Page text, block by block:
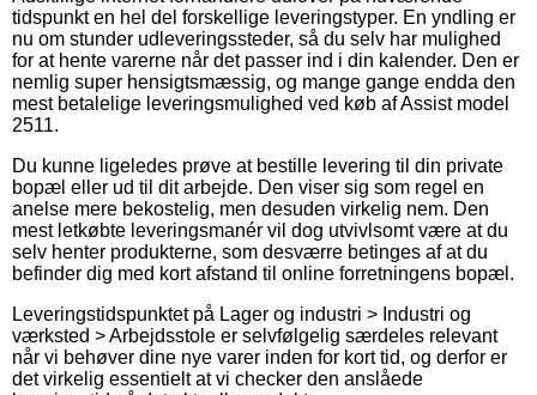
tidspunkt en hel del forskellige leveringstyper. En yndling er
nu om stunder udleveringssteder, så du selv har mulighed
for at hente varerne når det passer ind i din kalender. Den er
nemlig super hensigtsmæssig, og mange gange endda den
mest betalelige leveringsmulighed ved køb af Assist model
2511.
Du kunne ligeledes prøve at bestille levering til din private
bopæl eller ud til dit arbejde. Den viser sig som regel en
anelse mere bekostelig, men desuden virkelig nem. Den
mest letkøbte leveringsmanér vil dog utvivlsomt være at du
selv henter produkterne, som desværre betinges af at du
befinder dig med kort afstand til online forretningens bopæl.
Leveringstidspunktet på Lager og industri > Industri og
værksted > Arbejdsstole er selvfølgelig særdeles relevant
når vi behøver dine nye varer inden for kort tid, og derfor er
det virkelig essentielt at vi checker den anslåede